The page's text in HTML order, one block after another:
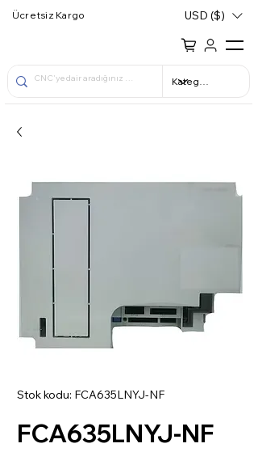
Ücretsiz Kargo USD ($)
Stok kodu: FCA635LNYJ-NF
FCA635LNYJ-NF